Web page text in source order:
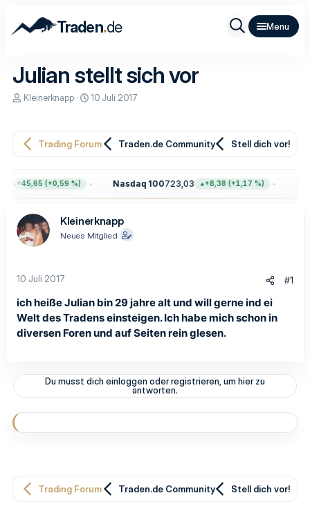
Traden.de
Julian stellt sich vor
E
e
r
Kleinerknapp
E
e
a
m
10 Juli 2017
Trading Forum Traden.de Community Stell dich vor!
+45,65 (+0,59 %) Nasdaq 100723,03 +8,38 (+1,17 %)
Kleinerknapp
Neues Mitglied
10 Juli 2017 #1
ich heiße Julian bin 29 jahre alt und will gerne ind ei
Welt des Tradens einsteigen. Ich habe mich schon in
diversen Foren und auf Seiten rein glesen.
Du musst dich einloggen oder registrieren, um hier zu
antworten.
Trading Forum Traden.de Community Stell dich vor!